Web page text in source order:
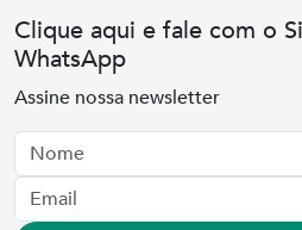
Clique aqui e fale com o
WhatsApp
Assine nossa newsletter
Nome
Email